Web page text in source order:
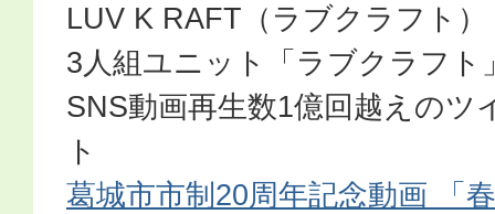
LUV K RAFT（ラブクラフト
3人組ユニット「ラブクラフト
SNS動画再生数1億回越えのツ
ト
葛城市市制20周年記念動画 「